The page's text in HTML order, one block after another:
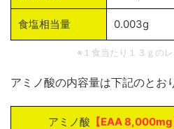
食塩相当量 0.003g
※１食当たり１３ｇの
アミノ酸の内容量は下記のとお
アミノ酸 【EAA 8,000mg